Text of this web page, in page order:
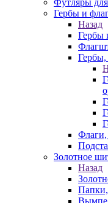
Гербы и
Назад
Гербы
Гербы,
Флаги,
Золотное
Назад